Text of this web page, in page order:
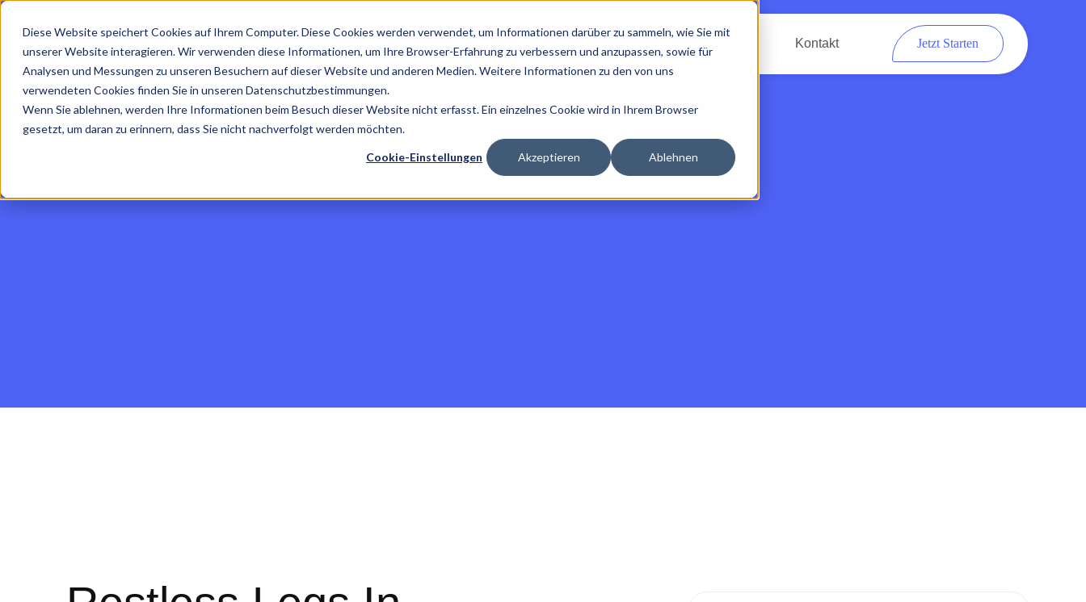
Diese Website speichert Cookies auf Ihrem Computer. Diese Cookies werden verwendet, um Informationen darüber zu sammeln, wie Sie mit
unserer Website interagieren. Wir verwenden diese Informationen, um Ihre Browser-Erfahrung zu verbessern und anzupassen, sowie für
Analysen und Messungen zu unseren Besuchern auf dieser Website und anderen Medien. Weitere Informationen zu den von uns
verwendeten Cookies finden Sie in unseren Datenschutzbestimmungen.
Wenn Sie ablehnen, werden Ihre Informationen beim Besuch dieser Website nicht erfasst. Ein einzelnes Cookie wird in Ihrem Browser
gesetzt, um daran zu erinnern, dass Sie nicht nachverfolgt werden möchten.
Cookie-Einstellungen Akzeptieren Ablehnen
Kontakt Jetzt Starten